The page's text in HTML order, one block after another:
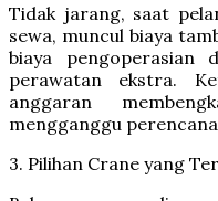
Tidak jarang, saat
sewa, muncul biaya
biaya
perawatan ekstra.
anggaran
mengganggu
3. Pilihan Crane yang